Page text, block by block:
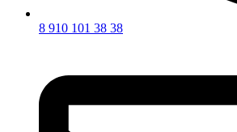
8 910 101 38 38